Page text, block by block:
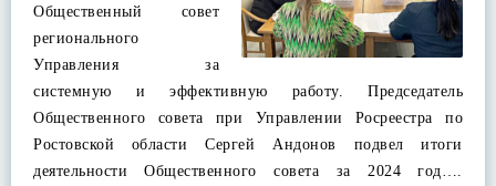
Общественный совет
регионального
Управления за
системную и эффективную работу. Председатель
Общественного совета при Управлении Росреестра по
Ростовской области Сергей Андонов подвел итоги
деятельности Общественного совета за 2024 год….